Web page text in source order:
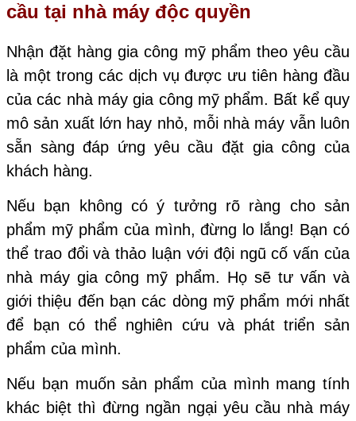
cầu tại nhà máy độc quyền
Nhận đặt hàng gia công mỹ phẩm theo yêu cầu
là một trong các dịch vụ được ưu tiên hàng đầu
của các nhà máy gia công mỹ phẩm. Bất kể quy
mô sản xuất lớn hay nhỏ, mỗi nhà máy vẫn luôn
sẵn sàng đáp ứng yêu cầu đặt gia công của
khách hàng.
Nếu bạn không có ý tưởng rõ ràng cho sản
phẩm mỹ phẩm của mình, đừng lo lắng! Bạn có
thể trao đổi và thảo luận với đội ngũ cố vấn của
nhà máy gia công mỹ phẩm. Họ sẽ tư vấn và
giới thiệu đến bạn các dòng mỹ phẩm mới nhất
để bạn có thể nghiên cứu và phát triển sản
phẩm của mình.
Nếu bạn muốn sản phẩm của mình mang tính
khác biệt thì đừng ngần ngại yêu cầu nhà máy